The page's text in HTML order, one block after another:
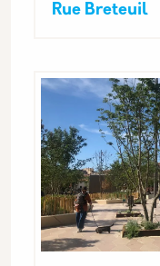
Rue Breteuil